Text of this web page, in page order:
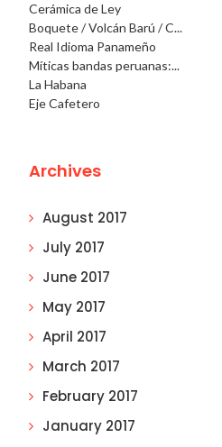
Cerámica de Ley
Boquete / Volcán Barú / C...
Real Idioma Panameño
Míticas bandas peruanas:...
La Habana
Eje Cafetero
Archives
August 2017
July 2017
June 2017
May 2017
April 2017
March 2017
February 2017
January 2017